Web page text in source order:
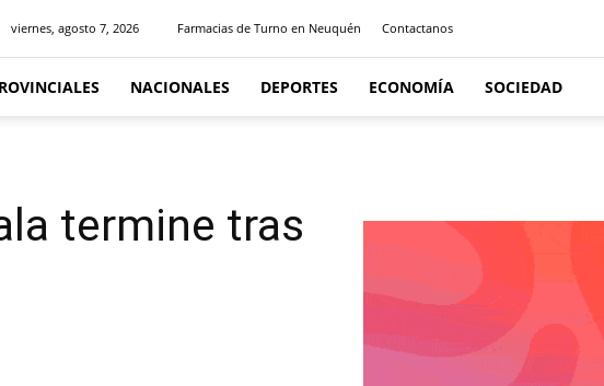
viernes, agosto 7, 2026 Farmacias de Turno en Neuquén Contactanos
NACIONALES DEPORTES ECONOMÍA SOCIEDAD
termine tras